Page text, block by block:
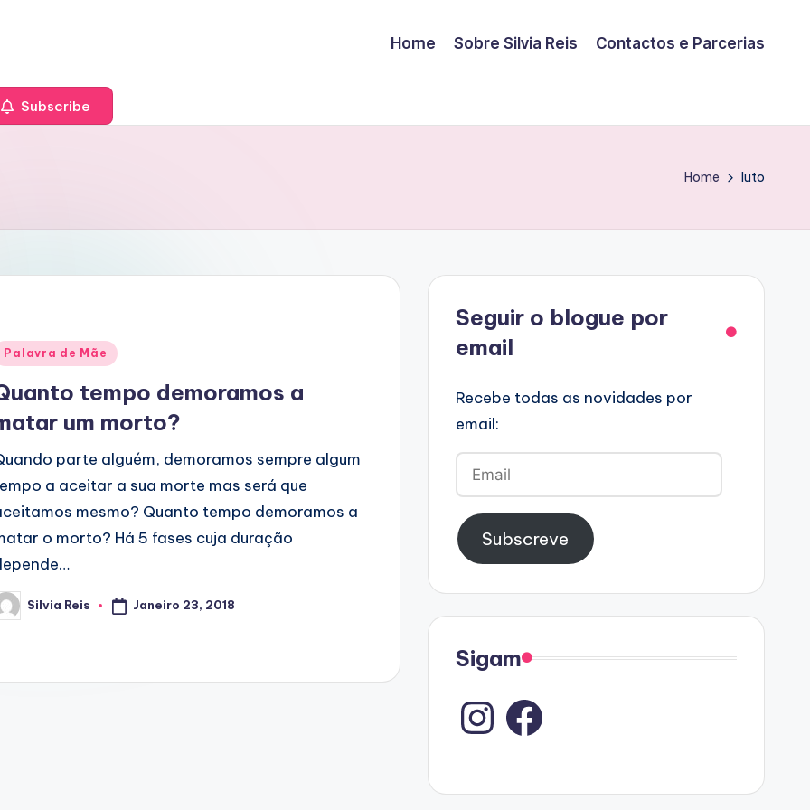
Home Sobre Silvia Reis Contactos e Parcerias
Subscribe
Home luto
Palavra de Mãe
tempo demoramos a
um morto?
parte alguém, demoramos sempre algum
a aceitar a sua morte mas será que
mesmo? Quanto tempo demoramos a
o morto? Há 5 fases cuja duração
Silvia Reis Janeiro 23, 2018
Seguir o blogue por
email
Recebe todas as novidades por
email:
Email
Subscreve
Sigam
Instagram